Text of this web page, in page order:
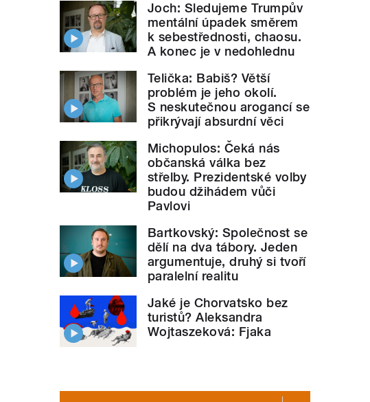
Joch: Sledujeme Trumpův
mentální úpadek směrem
k sebestřednosti, chaosu.
A konec je v nedohlednu
Telička: Babiš? Větší
problém je jeho okolí.
S neskutečnou arogancí se
přikrývají absurdní věci
Michopulos: Čeká nás
občanská válka bez
střelby. Prezidentské volby
budou džihádem vůči
Pavlovi
Bartkovský: Společnost se
dělí na dva tábory. Jeden
argumentuje, druhý si tvoří
paralelní realitu
Jaké je Chorvatsko bez
turistů? Aleksandra
Wojtaszeková: Fjaka